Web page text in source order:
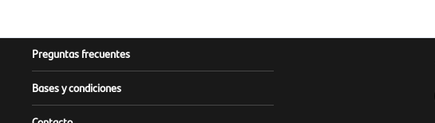
Preguntas frecuentes
Bases y condiciones